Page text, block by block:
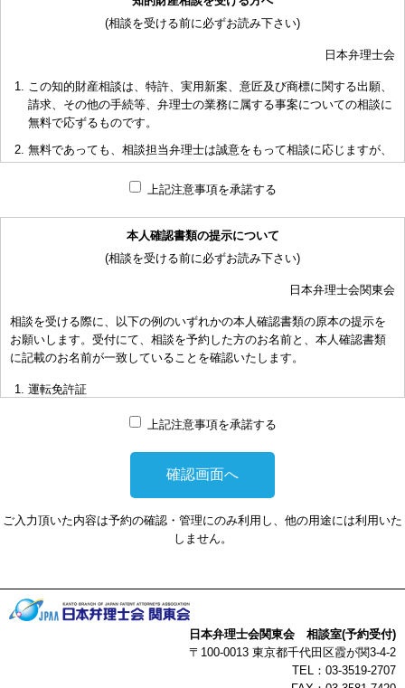
(相談を受ける前に必ずお読み下さい)
日本弁理士会
この知的財産相談は、特許、実用新案、意匠及び商標に関する出願、
請求、その他の手続等、弁理士の業務に属する事案についての相談に
無料で応ずるものです。
無料であっても、相談担当弁理士は誠意をもって相談に応じますが、
もありますことを予めご了承下さい。
め、相談内容について、相談担当弁理士も当会も法的責任を負うもの
ではないことを予めご了承下さい。
お申し出により、相談担当弁理士に対して調査、出願等の相談事案を
依頼された場合には、通常の受任事件として有料となります。また、
その場合は、依頼者と弁理士個人との関係となり、当会は関与しませ
によって、また、特許事務所によって異なりますので、詳細は特許事
非対面型の相談はWEB会議システムを利用して実施します。WEB会
議システムを利用する事によって生じた不利益または損害に対して、
当会は、一切の責任を負い兼ねます。この点あらかじめご了承くださ
い。
上記注意事項を承諾する
本人確認書類の提示について
(相談を受ける前に必ずお読み下さい)
日本弁理士会関東会
相談を受ける際に、以下の例のいずれかの本人確認書類の原本の提示を
お願いします。受付にて、相談を予約した方のお名前と、本人確認書類
に記載のお名前が一致していることを確認いたします。
運転免許証
マイナンバーカード
本人確認書類を提示頂けない場合は、相談を受けることができません。
上記注意事項を承諾する
ご入力頂いた内容は予約の確認・管理にのみ利用し、他の用途には利用いた
しません。
日本弁理士会関東会 相談室(予約受付)
〒100-0013 東京都千代田区霞が関3-4-2
TEL：03-3519-2707